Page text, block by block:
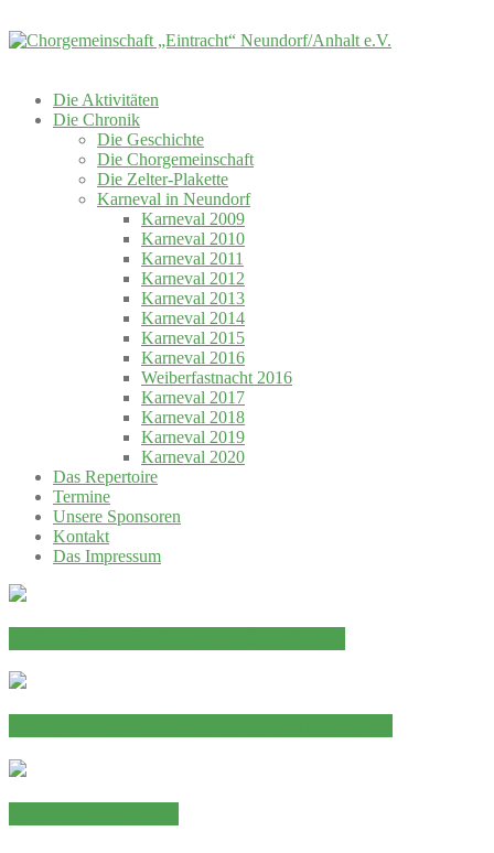
to
Die Aktivitäten
Die Chronik
Die Geschichte
Die Chorgemeinschaft
Die Zelter-Plakette
Karneval in Neundorf
Karneval 2009
Karneval 2010
Karneval 2011
Karneval 2012
Karneval 2013
Karneval 2014
Karneval 2015
Karneval 2016
Weiberfastnacht 2016
Karneval 2017
Karneval 2018
Karneval 2019
Karneval 2020
Das Repertoire
Termine
Unsere Sponsoren
Kontakt
Das Impressum